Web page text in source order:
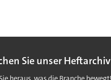
Sie unser Heftarchiv